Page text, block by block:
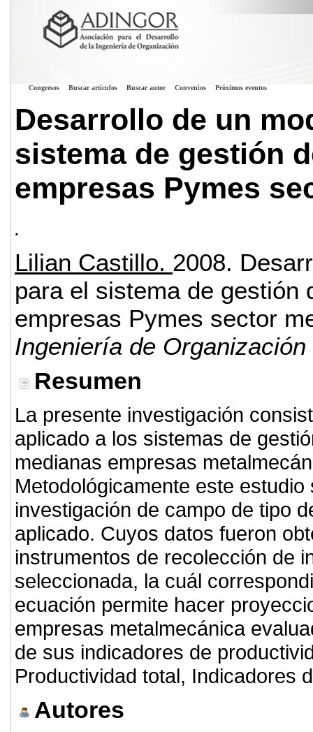
Congresos Buscar artículos Buscar autor Convenios Próximos eventos
Desarrollo de un
sistema de gestión
empresas Pymes
.
Lilian Castillo. 2008.
para el sistema de gestión
empresas Pymes sector
Ingeniería de Organización
Resumen
La presente investigación
aplicado a los sistemas de
medianas empresas
Metodológicamente este
investigación de campo de tipo
aplicado. Cuyos datos fueron
instrumentos de recolección de
seleccionada, la cuál
ecuación permite hacer
empresas metalmecánica
de sus indicadores de
Productividad total, Indicadores
Autores